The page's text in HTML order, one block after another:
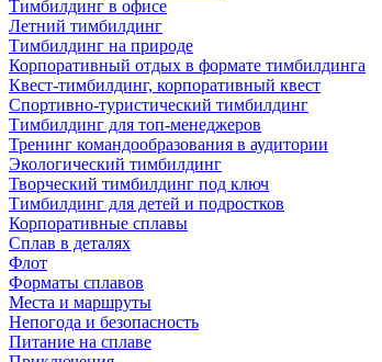
Тимбилдинг в офисе
Летний тимбилдинг
Тимбилдинг на природе
Корпоративный отдых в формате тимбилдинга
Квест-тимбилдинг, корпоративный квест
Спортивно-туристический тимбилдинг
Тимбилдинг для топ-менеджеров
Тренинг командообразования в аудитории
Экологический тимбилдинг
Творческий тимбилдинг под ключ
Тимбилдинг для детей и подростков
Корпоративные сплавы
Сплав в деталях
Флот
Форматы сплавов
Места и маршруты
Непогода и безопасность
Питание на сплаве